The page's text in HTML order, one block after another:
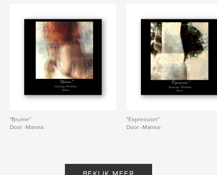
"Brume"
Door -Manea-
"Expression"
Door -Manea-